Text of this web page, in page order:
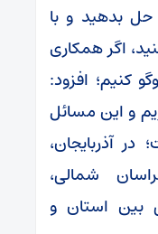
حل بدهید و با
اگر همکاری
کنیم؛ افزود:
و این مسائل
آذربایجان،
شمالی،
بین استان و